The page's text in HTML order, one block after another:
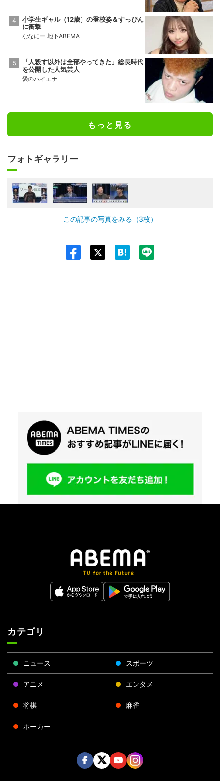
小学生ギャル（12歳）の登校姿＆すっぴん
に衝撃
ななにー 地下ABEMA
「人殺す以外は全部やってきた」総長時代
を公開した人気芸人
愛のハイエナ
もっと見る
フォトギャラリー
この記事の写真をみる（3枚）
カテゴリ
ニュース スポーツ
アニメ エンタメ
将棋 麻雀
ポーカー